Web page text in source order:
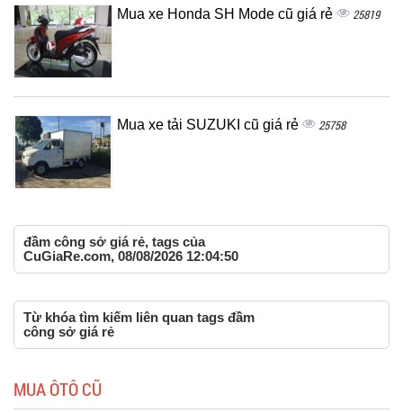
Mua xe Honda SH Mode cũ giá rẻ 25819
Mua xe tải SUZUKI cũ giá rẻ 25758
đầm công sở giá rẻ, tags của
CuGiaRe.com, 08/08/2026 12:04:50
Từ khóa tìm kiếm liên quan tags đầm
công sở giá rẻ
MUA ÔTÔ CŨ